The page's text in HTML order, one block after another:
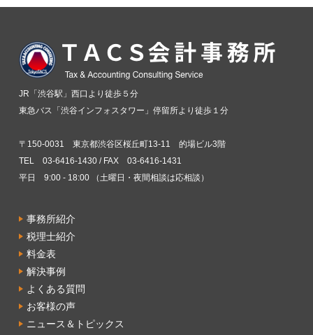
JR「渋谷駅」西口より徒歩５分
東急バス「渋谷インフォスタワー」停留所より徒歩１分
〒150-0031 東京都渋谷区桜丘町13-11 的場ビル3階
TEL 03-6416-1430 / FAX 03-6416-1431
平日 9:00 - 18:00 （土曜日・夜間相談は応相談）
事務所紹介
税理士紹介
料金表
解決事例
よくある質問
お客様の声
ニュース＆トピックス